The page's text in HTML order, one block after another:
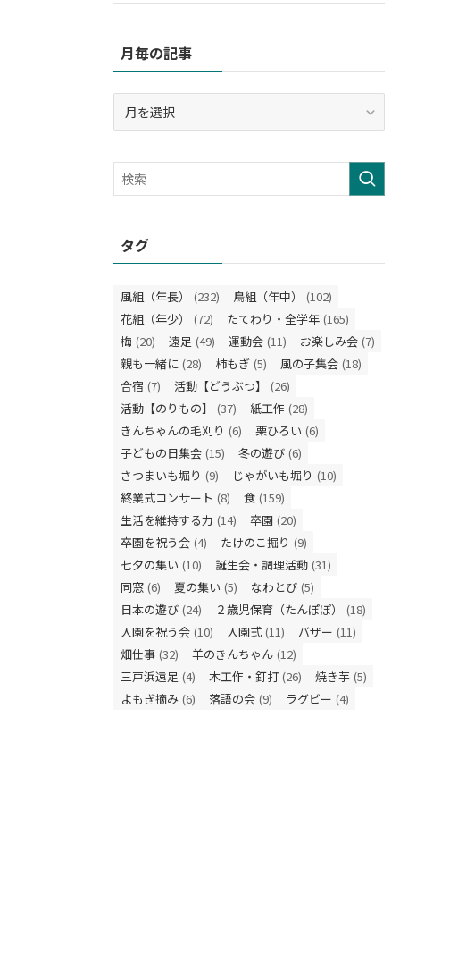
月毎の記事
記
事
タグ
風組（年長） (232) 鳥組（年中）
(102)
花組（年少）
(72) たてわり・全学年 (165)
梅 (20) 遠足 (49) 運動会 (11) お楽しみ会 (7)
親も一緒に (28) 柿もぎ (5) 風の子集会 (18)
合宿 (7) 活動【どうぶつ】
(26)
活動【のりもの】
(37) 紙工作 (28)
きんちゃんの毛刈り (6) 栗ひろい (6)
子どもの日集会 (15) 冬の遊び (6)
さつまいも堀り (9) じゃがいも堀り (10)
終業式コンサート (8) 食 (159)
生活を維持する力 (14) 卒園 (20)
卒園を祝う会 (4) たけのこ掘り (9)
七夕の集い (10) 誕生会・調理活動 (31)
同窓 (6) 夏の集い (5) なわとび (5)
日本の遊び (24) ２歳児保育（たんぽぽ）
(18)
入園を祝う会 (10) 入園式 (11) バザー (11)
畑仕事 (32) 羊のきんちゃん (12)
三戸浜遠足 (4) 木工作・釘打 (26) 焼き芋 (5)
よもぎ摘み (6) 落語の会 (9) ラグビー (4)